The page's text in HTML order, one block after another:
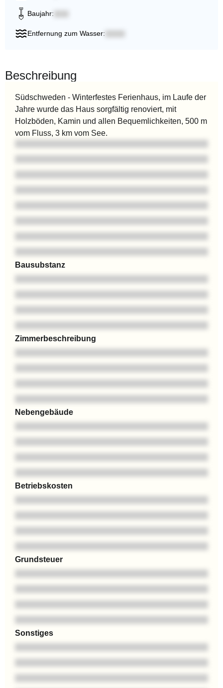
Baujahr:
Entfernung zum Wasser:
Beschreibung
Südschweden - Winterfestes Ferienhaus, im Laufe der
Jahre wurde das Haus sorgfältig renoviert, mit
Holzböden, Kamin und allen Bequemlichkeiten, 500 m
vom Fluss, 3 km vom See.
Bausubstanz
Zimmerbeschreibung
Nebengebäude
Betriebskosten
Grundsteuer
Sonstiges